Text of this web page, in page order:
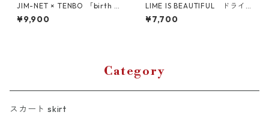
JIM-NET × TENBO 「birth gi
rl」ドライメッシュTシャツ 大
人〜子ども
¥9,900
LIME IS BEAUTIFUL ドライT
シャツ （キッズ〜大人XL）
¥7,700
Category
スカート skirt